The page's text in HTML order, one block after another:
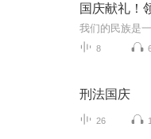
国庆献礼！
8
刑法国庆
26